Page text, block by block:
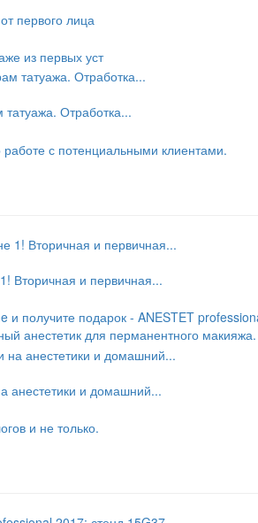
первого лица
из первых уст
Отработка...
работе с потенциальными клиентами.
Вторичная и первичная...
и получите подарок - ANESTET
анестетик для перманентного макияжа.
анестетики и домашний...
и не только.